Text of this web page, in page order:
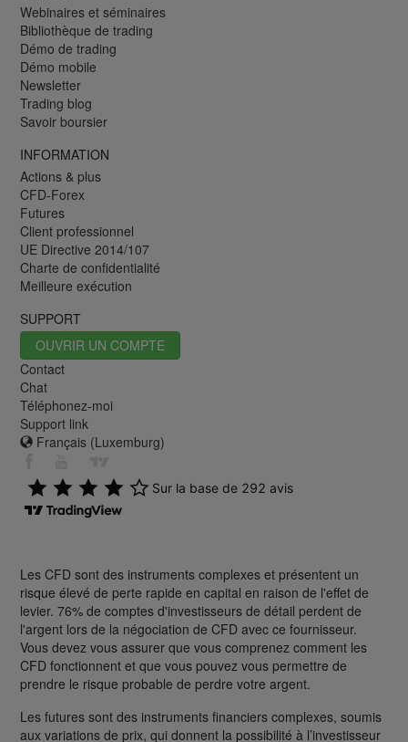
Webinaires et séminaires
Bibliothèque de trading
Démo de trading
Démo mobile
Newsletter
Trading blog
Savoir boursier
INFORMATION
Actions & plus
CFD-Forex
Futures
Client professionnel
UE Directive 2014/107
Charte de confidentialité
Meilleure exécution
SUPPORT
OUVRIR UN COMPTE
Contact
Chat
Téléphonez-moi
Support link
Français (Luxemburg)
Les CFD sont des instruments complexes et présentent un
risque élevé de perte rapide en capital en raison de l'effet de
levier. 76% de comptes d'investisseurs de détail perdent de
l'argent lors de la négociation de CFD avec ce fournisseur.
Vous devez vous assurer que vous comprenez comment les
CFD fonctionnent et que vous pouvez vous permettre de
prendre le risque probable de perdre votre argent.
Les futures sont des instruments financiers complexes, soumis
aux variations de prix, qui donnent la possibilité à l’investisseur